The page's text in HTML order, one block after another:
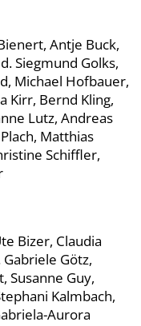
Antje Buck,
Siegmund Golks,
Michael Hofbauer,
Kirr, Bernd Kling,
Lutz, Andreas
Matthias
Schiffler,
Bizer, Claudia
Götz,
Susanne Guy,
Kalmbach,
Aurora